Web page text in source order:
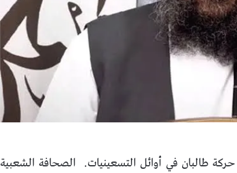
طالبان في أوائل التسعينيات. الصحافة الشعبية